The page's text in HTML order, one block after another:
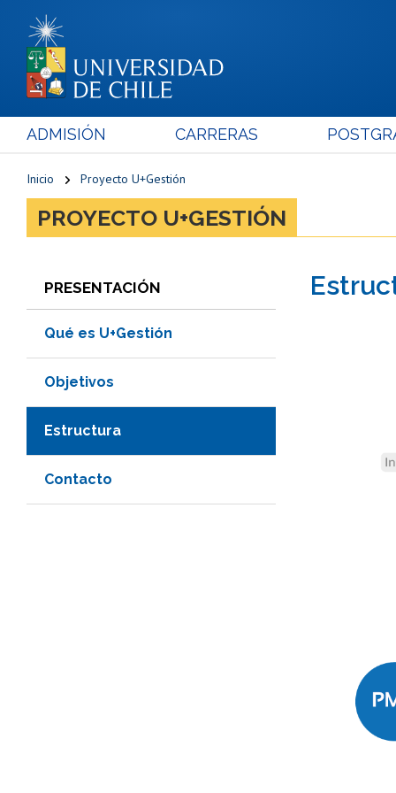
ADMISIÓN CARRERAS
Inicio Proyecto U+Gestión
PROYECTO U+GESTIÓN
PRESENTACIÓN
Qué es U+Gestión
Objetivos
Estructura
Contacto